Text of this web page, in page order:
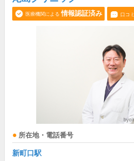
医療機関による 情報認証済み 口コミ
所在地・電話番号
新町口駅